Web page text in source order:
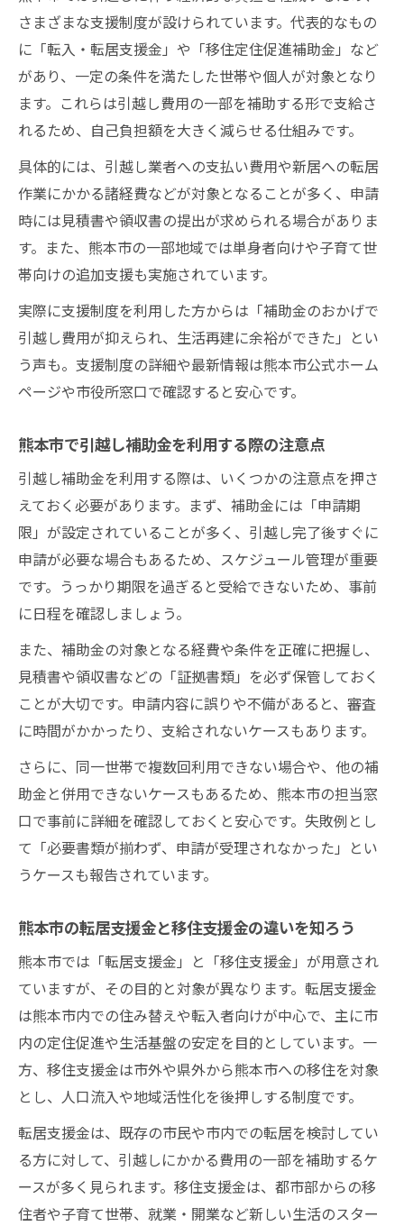
さまざまな支援制度が設けられています。代表的なもの
に「転入・転居支援金」や「移住定住促進補助金」など
があり、一定の条件を満たした世帯や個人が対象となり
ます。これらは引越し費用の一部を補助する形で支給さ
れるため、自己負担額を大きく減らせる仕組みです。
具体的には、引越し業者への支払い費用や新居への転居
作業にかかる諸経費などが対象となることが多く、申請
時には見積書や領収書の提出が求められる場合がありま
す。また、熊本市の一部地域では単身者向けや子育て世
帯向けの追加支援も実施されています。
実際に支援制度を利用した方からは「補助金のおかげで
引越し費用が抑えられ、生活再建に余裕ができた」とい
う声も。支援制度の詳細や最新情報は熊本市公式ホーム
ページや市役所窓口で確認すると安心です。
熊本市で引越し補助金を利用する際の注意点
引越し補助金を利用する際は、いくつかの注意点を押さ
えておく必要があります。まず、補助金には「申請期
限」が設定されていることが多く、引越し完了後すぐに
申請が必要な場合もあるため、スケジュール管理が重要
です。うっかり期限を過ぎると受給できないため、事前
に日程を確認しましょう。
また、補助金の対象となる経費や条件を正確に把握し、
見積書や領収書などの「証拠書類」を必ず保管しておく
ことが大切です。申請内容に誤りや不備があると、審査
に時間がかかったり、支給されないケースもあります。
さらに、同一世帯で複数回利用できない場合や、他の補
助金と併用できないケースもあるため、熊本市の担当窓
口で事前に詳細を確認しておくと安心です。失敗例とし
て「必要書類が揃わず、申請が受理されなかった」とい
うケースも報告されています。
熊本市の転居支援金と移住支援金の違いを知ろう
熊本市では「転居支援金」と「移住支援金」が用意され
ていますが、その目的と対象が異なります。転居支援金
は熊本市内での住み替えや転入者向けが中心で、主に市
内の定住促進や生活基盤の安定を目的としています。一
方、移住支援金は市外や県外から熊本市への移住を対象
とし、人口流入や地域活性化を後押しする制度です。
転居支援金は、既存の市民や市内での転居を検討してい
る方に対して、引越しにかかる費用の一部を補助するケ
ースが多く見られます。移住支援金は、都市部からの移
住者や子育て世帯、就業・開業など新しい生活のスター